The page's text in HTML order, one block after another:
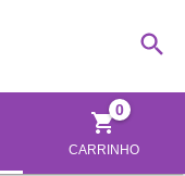
CARRINHO
0